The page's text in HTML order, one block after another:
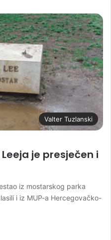
Valter Tuzlanski
Leeja je presječen i
iz mostarskog parka
i iz MUP-a Hercegovačko-